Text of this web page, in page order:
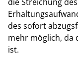
des sofort
mehr möglich, da
ist.